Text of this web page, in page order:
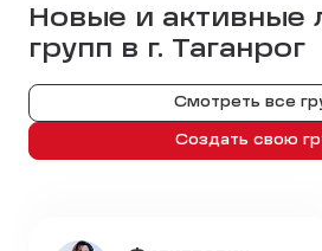
Новые и активные
групп в г. Таганрог
Смотреть все
Создать свою